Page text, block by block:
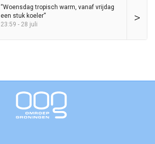
>
“Woensdag tropisch warm, vanaf vrijdag
een stuk koeler”
23:59 - 28 juli